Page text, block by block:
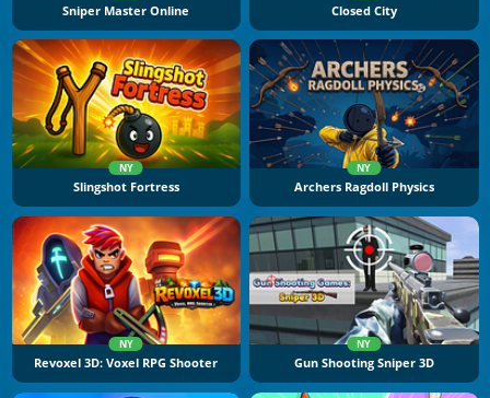
Sniper Master Online Closed City
NY
Slingshot Fortress
NY
Archers Ragdoll Physics
NY
Revoxel 3D: Voxel RPG Shooter
NY
Gun Shooting Sniper 3D